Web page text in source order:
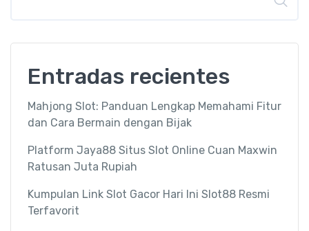
Entradas recientes
Mahjong Slot: Panduan Lengkap Memahami Fitur
dan Cara Bermain dengan Bijak
Platform Jaya88 Situs Slot Online Cuan Maxwin
Ratusan Juta Rupiah
Kumpulan Link Slot Gacor Hari Ini Slot88 Resmi
Terfavorit